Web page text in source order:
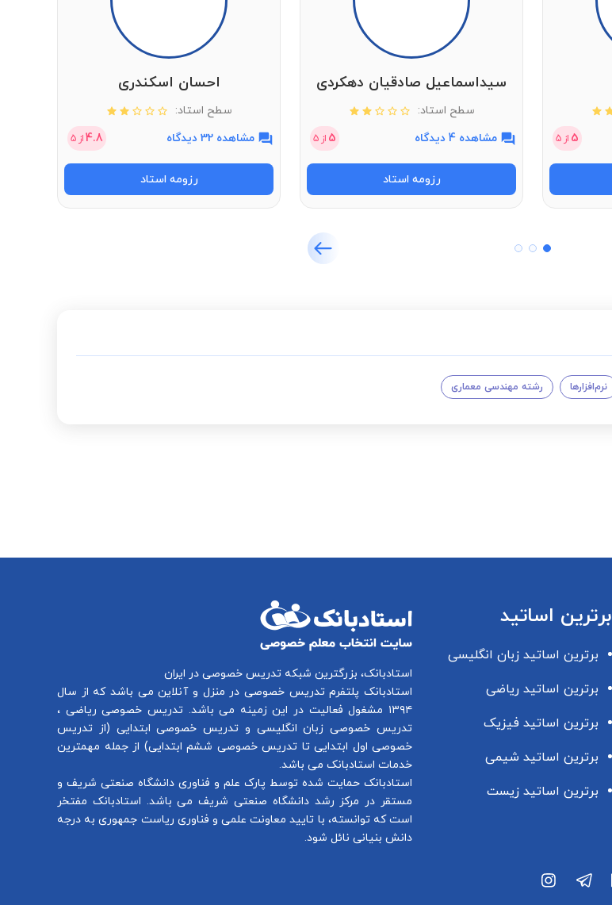
5 از 5
سیداسماعیل صادقیان دهکردی
سطح استاد:
مشاهده 4 دیدگاه
5 از 5
رزومه استاد
احسان اسکندری
سطح استاد:
مشاهده 32 دیدگاه
4.8از 5
رزومه استاد
نرم‌افزارها رشته مهندسی معماری
برترین اساتید
برترین اساتید زبان انگلیسی
برترین اساتید ریاضی
برترین اساتید فیزیک
برترین اساتید شیمی
برترین اساتید زیست
استادبانک، بزرگترین شبکه تدریس خصوصی در ایران
استادبانک پلتفرمتدریس خصوصی در منزل و آنلاین می باشد که از سال
۱۳۹۴ مشغول فعالیت در این زمینه می باشد.
تدریس خصوصی ریاضی ،
تدریس خصوصی زبان انگلیسی و تدریس خصوصی ابتدایی (از تدریس
خصوصی اول ابتداییتا تدریس خصوصی ششم ابتدایی) از جمله مهمترین
خدمات استادبانک می باشد.
استادبانک حمایت شده توسط پارک علم و فناوری دانشگاه صنعتی شریف و
مستقر در مرکز رشد دانشگاه صنعتی شریف می باشد. استادبانک مفتخر
است که توانسته، با تایید معاونت علمی و فناوری ریاست جمهوری به درجه
دانش بنیانی نائل شود.